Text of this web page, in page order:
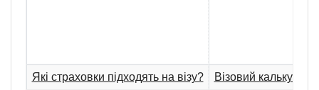
Які страховки підходять на візу? Візовий